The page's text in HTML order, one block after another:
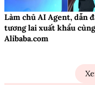
Làm chủ AI Agent, dẫn
tương lai xuất khẩu cùng
Alibaba.com